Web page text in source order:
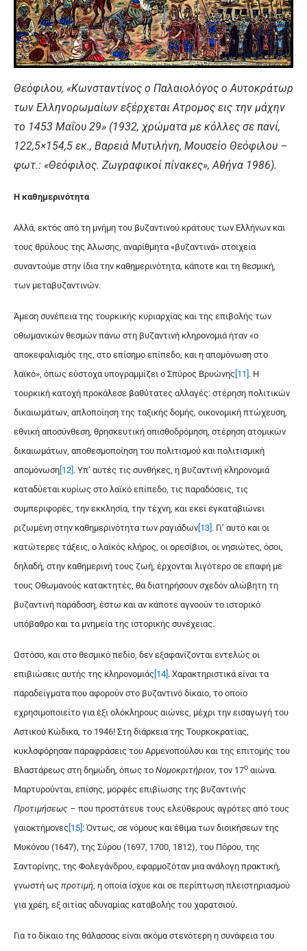
Θεόφιλου, «Κωνσταντίνος ο Παλαιολόγος ο Αυτοκράτωρ
των Ελληνορωμαίων εξέρχεται Ατρομος εις την μάχην
το 1453 Μαΐου 29» (1932, χρώματα με κόλλες σε πανί,
122,5×154,5 εκ., Βαρειά Μυτιλήνη, Μουσείο Θεόφιλου –
φωτ.: «Θεόφιλος. Ζωγραφικοί πίνακες», Αθήνα 1986).
Η καθημερινότητα
Αλλά, εκτός από τη μνήμη του βυζαντινού κράτους των Ελλήνων και
τους θρύλους της Άλωσης, αναρίθμητα «βυζαντινά» στοιχεία
συναντούμε στην ίδια την καθημερινότητα, κάποτε και τη θεσμική,
των μεταβυζαντινών.
Άμεση συνέπεια της τουρκικής κυριαρχίας και της επιβολής των
οθωμανικών θεσμών πάνω στη βυζαντινή κληρονομιά ήταν «ο
αποκεφαλισμός της, στο επίσημο επίπεδο, και η απομόνωση στο
λαϊκό», όπως εύστοχα υπογραμμίζει ο Σπύρος Βρυώνης[11]. Η
τουρκική κατοχή προκάλεσε βαθύτατες αλλαγές: στέρηση πολιτικών
δικαιωμάτων, απλοποίηση της ταξικής δομής, οικονομική πτώχευση,
εθνική αποσύνθεση, θρησκευτική οπισθοδρόμηση, στέρηση ατομικών
δικαιωμάτων, αποθεσμοποίηση του πολιτισμού και πολιτισμική
απομόνωση[12]. Υπ’ αυτές τις συνθήκες, η βυζαντινή κληρονομιά
καταδύεται κυρίως στο λαϊκό επίπεδο, τις παραδόσεις, τις
συμπεριφορές, την εκκλησία, την τέχνη, και εκεί εγκαταβιώνει
ριζωμένη στην καθημερινότητα των ραγιάδων[13]. Γι’ αυτό και οι
κατώτερες τάξεις, ο λαϊκός κλήρος, οι ορεσίβιοι, οι νη­σιώτες, όσοι,
δηλαδή, στην καθημερινή τους ζωή, έρχονται λιγότερο σε επαφή με
τους Οθωμανούς κατακτητές, θα διατηρήσουν σχεδόν αλώβητη τη
βυζαντινή παράδοση, έστω και αν κάποτε αγνοούν το ιστορικό
υπόβαθρο και τα μνημεία της ιστορικής συνέχειας.
Ωστόσο, και στο θεσμικό πεδίο, δεν εξαφανίζονται εντελώς οι
επιβιώσεις αυτής της κληρονομιάς[14]. Χαρακτηριστικά είναι τα
παραδείγματα που αφορούν στο βυζαντινό δίκαιο, το οποίο
εχρησιμοποιείτο για έξι ολόκληρους αιώνες, μέχρι την εισαγωγή του
Αστικού Κώδικα, το 1946! Στη διάρκεια της Τουρκοκρατίας,
κυκλοφόρησαν παραφράσεις του Αρμενοπούλου και της επιτομής του
Βλαστάρεως στη δημώδη, όπως το Νομοκριτήριον, τον 17ο αιώνα.
Μαρτυρούνται, επίσης, μορφές επιβίωσης της βυζαντινής
Προτιμήσεως – που προστάτευε τους ελεύθερους αγρότες από τους
γαιοκτήμονες[15]: Όντως, σε νόμους και έθιμα των διοικήσεων της
Μυκόνου (1647), της Σύρου (1697, 1700, 1812), του Πόρου, της
Σαντορίνης, της Φολεγάνδρου, εφαρμοζόταν μια ανάλογη πρακτική,
γνωστή ως προτιμή , η οποία ίσχυε και σε περίπτωση πλειστηριασμού
για χρέη, εξ αιτίας αδυναμίας καταβολής του χαρατσιού.
Για το δίκαιο της θάλασσας είναι ακόμα στενότερη η συνάφεια του